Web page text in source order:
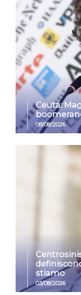
Ceuta:
08/08/2026
stiamo
03/08/2026